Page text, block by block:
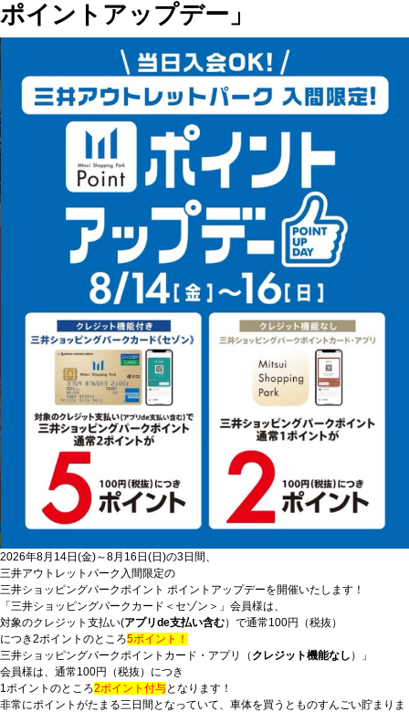
ポイントアップデー」
2026年8月14日(金)～8月16日(日)の3日間、
三井アウトレットパーク入間限定の
三井ショッピングパークポイント ポイントアップデーを開催いたします！
「三井ショッピングパークカード＜セゾン＞」会員様は、
対象のクレジット支払い(アプリde支払い含む）で通常100円（税抜）
につき2ポイントのところ5ポイント！
三井ショッピングパークポイントカード・アプリ（ クレジット機能なし ）」
会員様は、通常100円（税抜）につき
1ポイントのところ2ポイント付与となります！
非常にポイントがたまる三日間となっていて、車体を買うとものすんごい貯まりま